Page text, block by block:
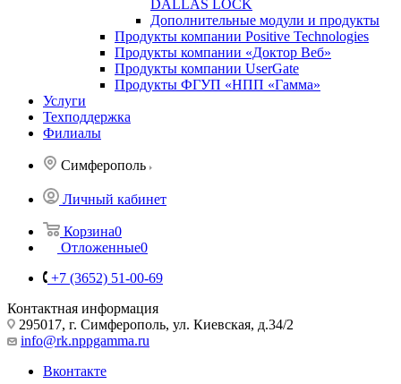
DALLAS LOCK
Дополнительные модули и продукты
Продукты компании Positive Technologies
Продукты компании «Доктор Веб»
Продукты компании UserGate
Продукты ФГУП «НПП «Гамма»
Услуги
Техподдержка
Филиалы
Симферополь
Личный кабинет
Корзина0
Отложенные0
+7 (3652) 51-00-69
Контактная информация
295017, г. Симферополь, ул. Киевская, д.34/2
info@rk.nppgamma.ru
Вконтакте